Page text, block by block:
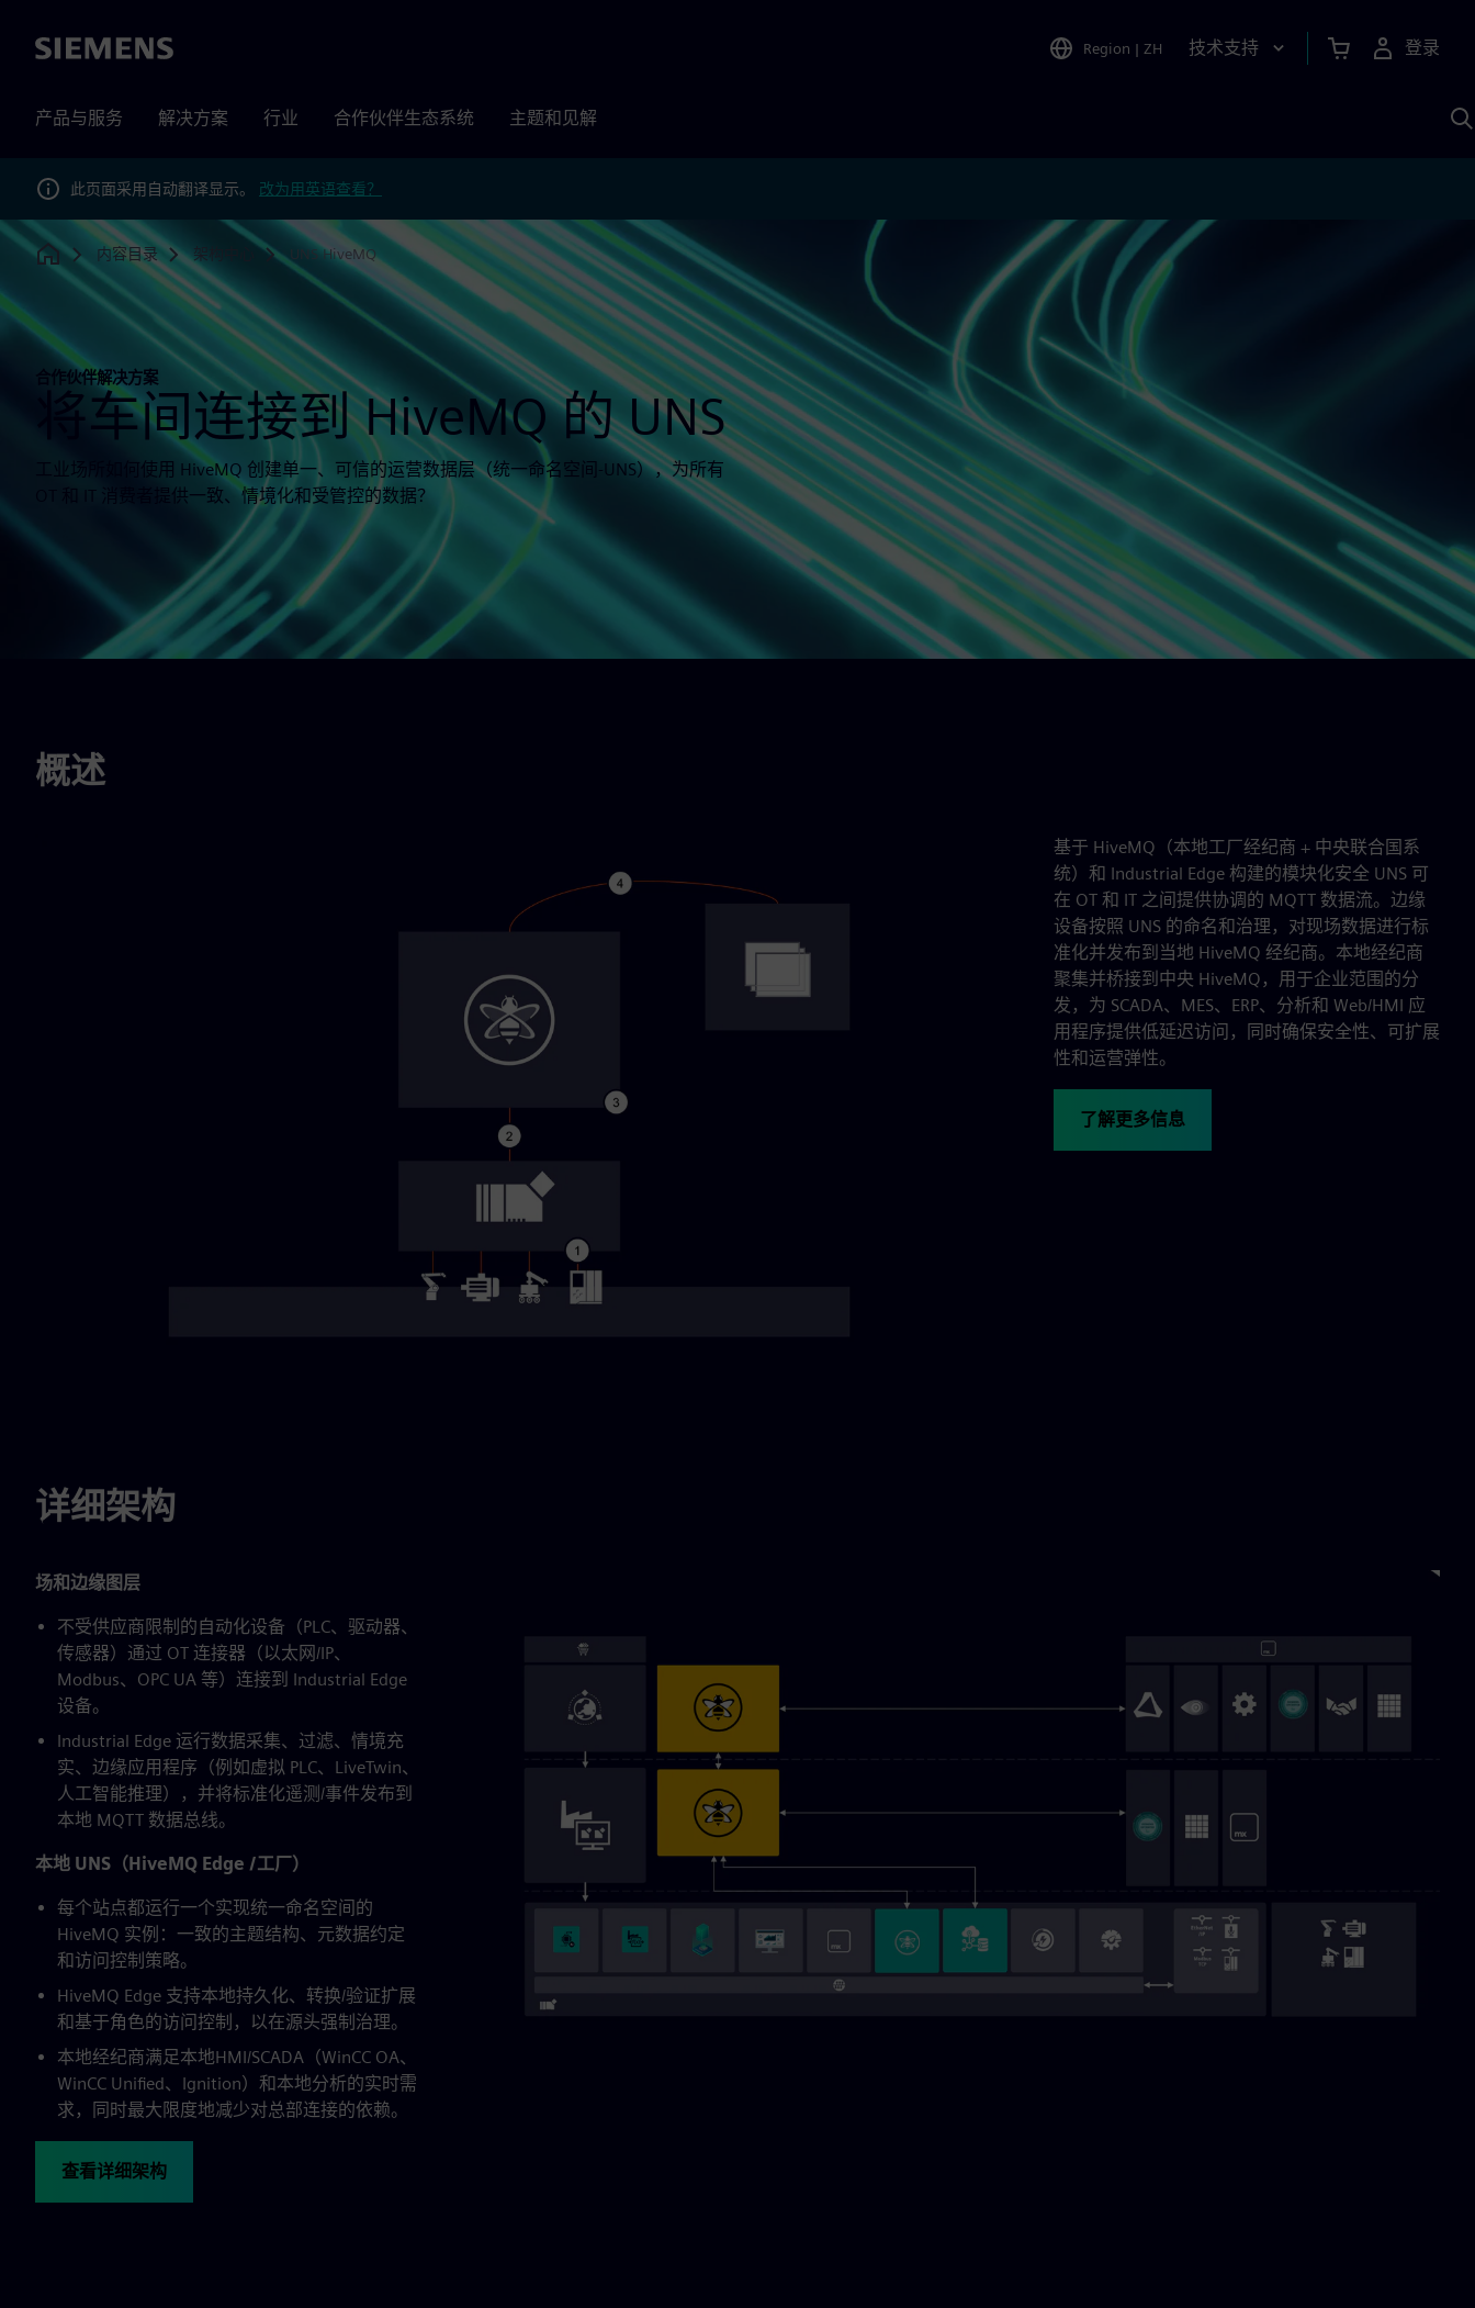
Siemens Region | ZH 技术支持 登录
产品与服务 解决方案 行业 合作伙伴生态系统 主题和见解
此页面采用自动翻译显示。 改为用英语查看？
Home
内容目录 架构中心 UNS HiveMQ
合作伙伴解决方案
将车间连接到 HiveMQ 的 UNS
工业场所如何使用 HiveMQ 创建单一、可信的运营数据层（统一命名空间-UNS），为所有
OT 和 IT 消费者提供一致、情境化和受管控的数据？
概述
基于 HiveMQ（本地工厂经纪商 + 中央联合国系
统）和 Industrial Edge 构建的模块化安全 UNS 可
在 OT 和 IT 之间提供协调的 MQTT 数据流。边缘
设备按照 UNS 的命名和治理，对现场数据进行标
准化并发布到当地 HiveMQ 经纪商。本地经纪商
聚集并桥接到中央 HiveMQ，用于企业范围的分
发，为 SCADA、MES、ERP、分析和 Web/HMI 应
用程序提供低延迟访问，同时确保安全性、可扩展
性和运营弹性。
了解更多信息
详细架构
场和边缘图层
不受供应商限制的自动化设备（PLC、驱动器、
传感器）通过 OT 连接器（以太网/IP、
Modbus、OPC UA 等）连接到 Industrial Edge
设备。
Industrial Edge 运行数据采集、过滤、情境充
实、边缘应用程序（例如虚拟 PLC、LiveTwin、
人工智能推理），并将标准化遥测/事件发布到
本地 MQTT 数据总线。
本地 UNS（HiveMQ Edge /工厂）
每个站点都运行一个实现统一命名空间的
HiveMQ 实例：一致的主题结构、元数据约定
和访问控制策略。
HiveMQ Edge 支持本地持久化、转换/验证扩展
和基于角色的访问控制，以在源头强制治理。
本地经纪商满足本地HMI/SCADA（WinCC OA、
WinCC Unified、Ignition）和本地分析的实时需
求，同时最大限度地减少对总部连接的依赖。
查看详细架构